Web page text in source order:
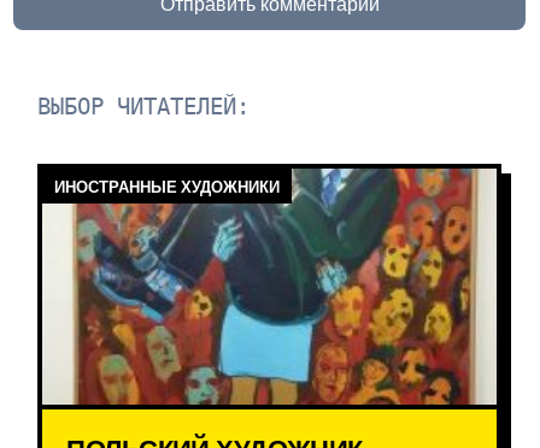
ВЫБОР ЧИТАТЕЛЕЙ:
ИНОСТРАННЫЕ ХУДОЖНИКИ